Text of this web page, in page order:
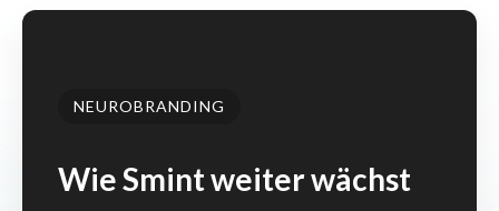
NEUROBRANDING
Wie Smint weiter wächst